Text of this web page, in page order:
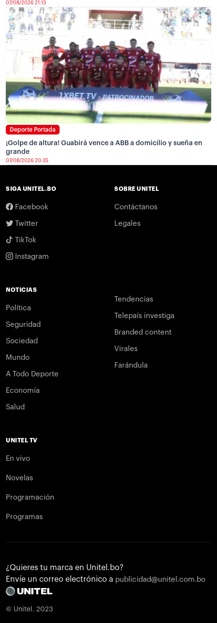
07/08/2026 21:13
Deporte Portada
¡Golpe de altura! Guabirá vence a ABB a domicilio y sueña en
grande
07/08/2026 20:35
SIGA UNITEL.BO
Facebook
Twitter
TikTok
Instagram
SOBRE UNITEL
Contáctanos
Legales
NOTICIAS
Política
Seguridad
Sociedad
Mundo
A Todo Deporte
Economía
Salud
Tendencias
Telepaís investiga
Branded content
Virales
Farándula
UNITEL TV
En vivo
Novelas
Programación
Programas
¿Quieres tu marca en Unitel.bo?
Envíe un correo electrónico a publicidad@unitel.com.bo
© Unitel. 2023